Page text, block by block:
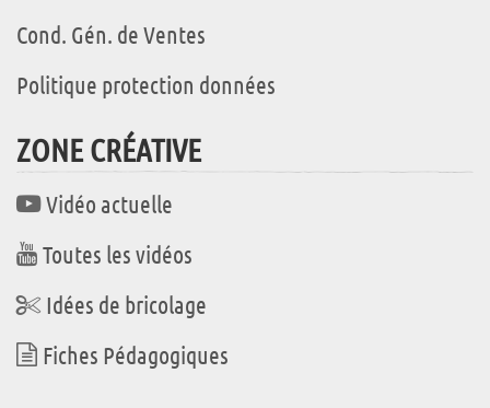
Cond. Gén. de Ventes
Politique protection données
ZONE CRÉATIVE
Vidéo actuelle
Toutes les vidéos
Idées de bricolage
Fiches Pédagogiques